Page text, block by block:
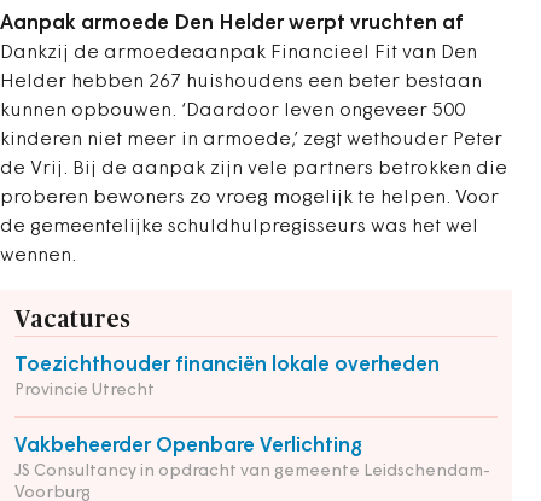
Aanpak armoede Den Helder werpt vruchten af
Dankzij de armoedeaanpak Financieel Fit van Den
Helder hebben 267 huishoudens een beter bestaan
kunnen opbouwen. ‘Daardoor leven ongeveer 500
kinderen niet meer in armoede,’ zegt wethouder Peter
de Vrij. Bij de aanpak zijn vele partners betrokken die
proberen bewoners zo vroeg mogelijk te helpen. Voor
de gemeentelijke schuldhulpregisseurs was het wel
wennen.
Vacatures
Toezichthouder financiën lokale overheden
Provincie Utrecht
Vakbeheerder Openbare Verlichting
JS Consultancy in opdracht van gemeente Leidschendam-
Voorburg